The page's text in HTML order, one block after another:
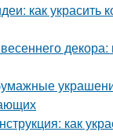
как украсить
декора:
как